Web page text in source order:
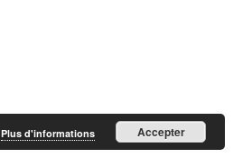
Plus d'informations Accepter